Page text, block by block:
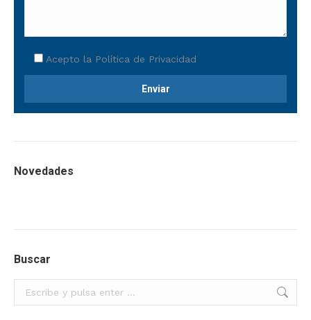
Acepto la Política de Privacidad
Novedades
Buscar
Buscar: